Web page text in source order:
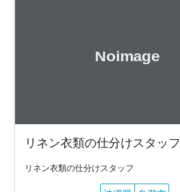
リネン衣類の仕分けスタッフ
リネン衣類の仕分けスタッフ